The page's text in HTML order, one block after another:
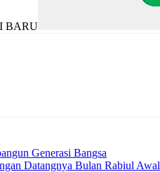
BARU
Generasi Bangsa
Datangnya Bulan Rabiul Awal